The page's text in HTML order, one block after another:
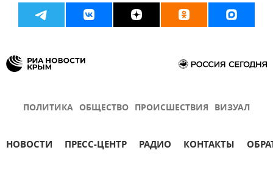
ПОЛИТИКА ОБЩЕСТВО ПРОИСШЕСТВИЯ ВИЗУАЛ
НОВОСТИ ПРЕСС-ЦЕНТР РАДИО КОНТАКТЫ